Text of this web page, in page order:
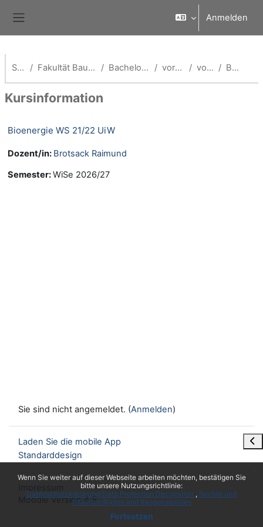
Wenn Sie weiter auf dieser Webseite arbeiten möchten, bestätigen Sie
bitte unsere Nutzungsrichtlinie:
Datenschutzerklärung/Data Protection Declaration
Rechte und
Pflichten/Rights and Responsibilities
Fortsetzen
Anmelden
Startseite Fakultät Bauingenieurwesen & Umwelttechnik Bachelor Umweltingenieurwesen vorherige Semester vor WS 2026/27 Beschreibung
Kursinformation
Bioenergie WS 21/22 UiW
Dozent/in: Brotsack Raimund
Semester:WiSe 2026/27
Sie sind nicht angemeldet. (Anmelden)
Laden Sie die mobile App
Standarddesign
Moodle Version 4.5